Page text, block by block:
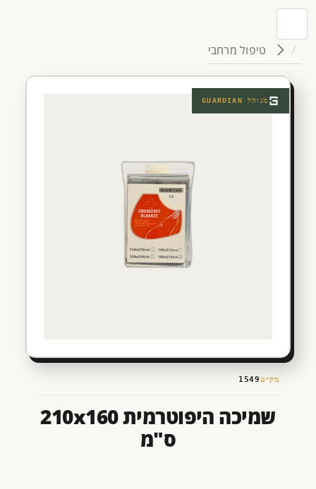
טיפול מרחבי
מנוהל GUARDIAN
מק״ט1549
שמיכה היפוטרמית 210x160
ס"מ